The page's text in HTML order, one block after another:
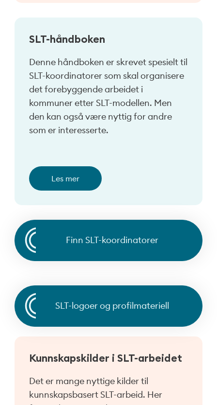
SLT-håndboken
Denne håndboken er skrevet spesielt til
SLT-koordinatorer som skal organisere
det forebyggende arbeidet i
kommuner etter SLT-modellen. Men
den kan også være nyttig for andre
som er interesserte.
Les mer
Finn SLT-koordinatorer
SLT-logoer og profilmateriell
Kunnskapskilder i SLT-arbeidet
Det er mange nyttige kilder til
kunnskapsbasert SLT-arbeid. Her